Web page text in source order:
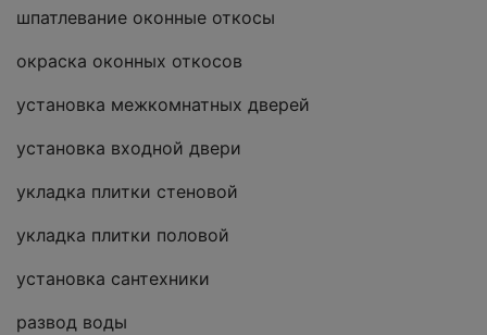
шпатлевание оконные откосы
окраска оконных откосов
установка межкомнатных дверей
установка входной двери
укладка плитки стеновой
укладка плитки половой
установка сантехники
развод воды